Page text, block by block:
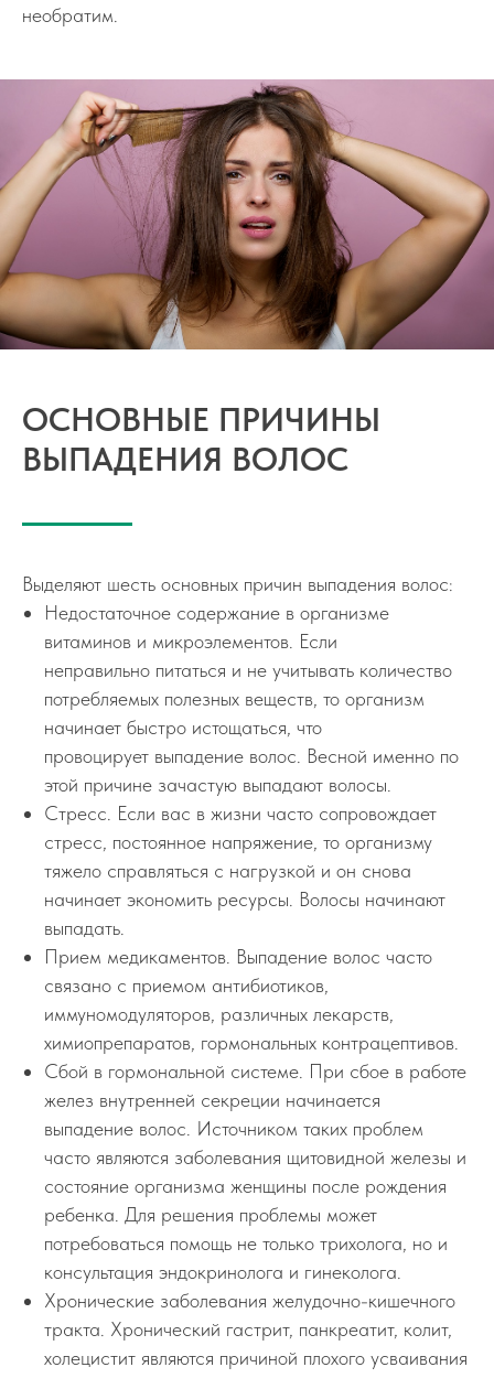
необратим.
ОСНОВНЫЕ ПРИЧИНЫ
ВЫПАДЕНИЯ ВОЛОС
Выделяют шесть основных причин выпадения волос:
Недостаточное содержание в организме
витаминов и микроэлементов. Если
неправильно питаться и не учитывать количество
потребляемых полезных веществ, то организм
начинает быстро истощаться, что
провоцирует выпадение волос. Весной именно по
этой причине зачастую выпадают волосы.
Стресс. Если вас в жизни часто сопровождает
стресс, постоянное напряжение, то организму
тяжело справляться с нагрузкой и он снова
начинает экономить ресурсы. Волосы начинают
выпадать.
Прием медикаментов. Выпадение волос часто
связано с приемом антибиотиков,
иммуномодуляторов, различных лекарств,
химиопрепаратов, гормональных контрацептивов.
Сбой в гормональной системе. При сбое в работе
желез внутренней секреции начинается
выпадение волос. Источником таких проблем
часто являются заболевания щитовидной железы и
состояние организма женщины после рождения
ребенка. Для решения проблемы может
потребоваться помощь не только трихолога, но и
консультация эндокринолога и гинеколога.
Хронические заболевания желудочно-кишечного
тракта. Хронический гастрит, панкреатит, колит,
холецистит являются причиной плохого усваивания